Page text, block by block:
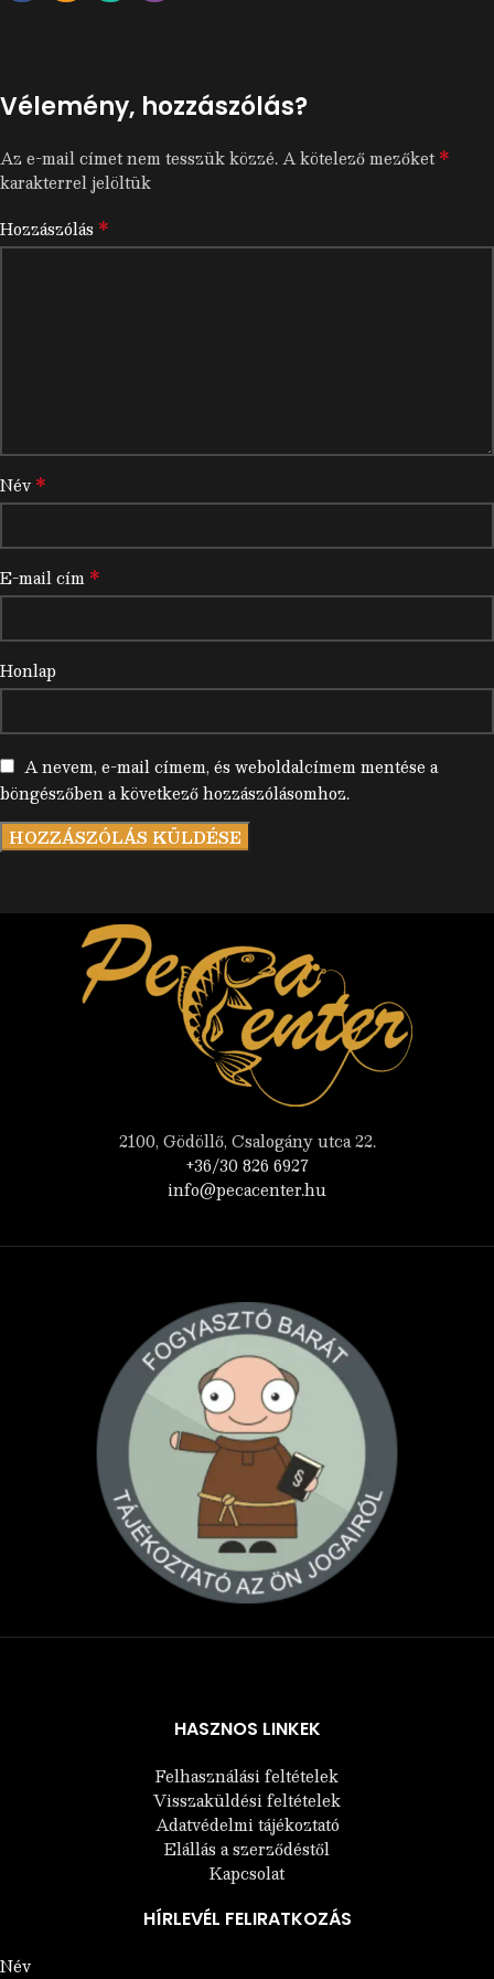
Vélemény, hozzászólás?
Az e-mail címet nem tesszük közzé.A kötelező mezőket*
karakterrel jelöltük
Hozzászólás *
Név *
E-mail cím *
Honlap
A nevem, e-mail címem, és weboldalcímem mentése a
böngészőben a következő hozzászólásomhoz.
2100, Gödöllő, Csalogány utca 22.
+36/30 826 6927
info@pecacenter.hu
HASZNOS LINKEK
Felhasználási feltételek
Visszaküldési feltételek
Adatvédelmi tájékoztató
Elállás a szerződéstől
Kapcsolat
HÍRLEVÉL FELIRATKOZÁS
Név